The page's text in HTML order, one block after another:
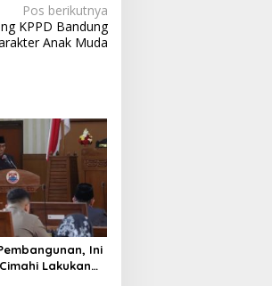
Pos berikutnya
KPPD Bandung
Anak Muda
Ini
Lakukan